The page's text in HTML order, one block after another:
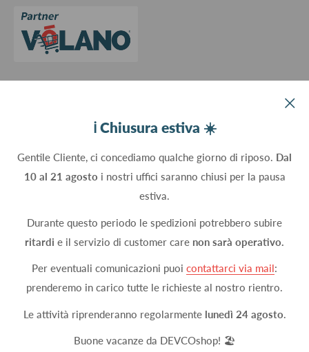
ℹ️ Chiusura estiva ☀️
Gentile Cliente, ci concediamo qualche giorno di riposo. Dal
10 al 21 agosto i nostri uffici saranno chiusi per la pausa
estiva.
Durante questo periodo le spedizioni potrebbero subire
ritardi e il servizio di customer care non sarà operativo.
Per eventuali comunicazioni puoi contattarci via mail:
prenderemo in carico tutte le richieste al nostro rientro.
Le attività riprenderanno regolarmente lunedì 24 agosto
Buone vacanze da DEVCOshop! 🏖️
Aggiorna le preferenze sui cookie
C.Fisc. P.IVA 09934830960
Seguici
Accettiamo
© 2026 DEVCOshop
Metodi di pagamento attivi